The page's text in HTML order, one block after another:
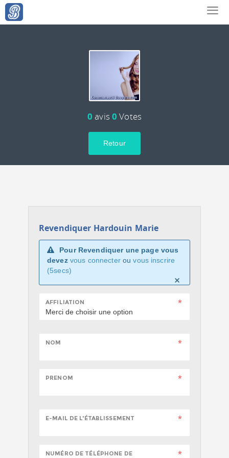
0 avis 0 Votes
Retour
Revendiquer Hardouin Marie
Pour Revendiquer une page vous
devez vous connecterouvous inscrire
(5secs)
AFFILIATION
NOM
PRENOM
E-MAIL DE L'ÉTABLISSEMENT
NUMÉRO DE TÉLÉPHONE DE